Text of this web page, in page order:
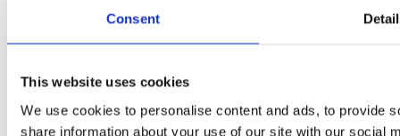
Consent
This website uses cookies
We use cookies to personalise content and ads, to provide
share information about your use of our site with our social
MOOVETEC® Solid
RFLX DYNAMIC BASE Rückseite
RFLX DYNAMIC BASE dos
RFLX DYNAMIC BASE sul retro